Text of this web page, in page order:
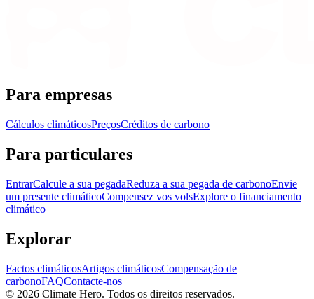
Para empresas
Cálculos climáticosPreçosCréditos de carbono
Para particulares
EntrarCalcule a sua pegadaReduza a sua pegada de carbonoEnvie
um presente climáticoCompensez vos volsExplore o financiamento
climático
Explorar
Factos climáticosArtigos climáticosCompensação de
carbonoFAQContacte-nos
© 2026 Climate Hero. Todos os direitos reservados.